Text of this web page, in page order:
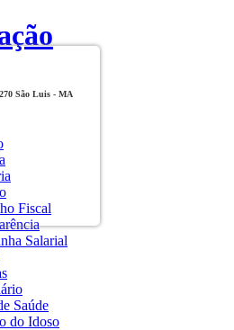
Fiscal
Salarial
Saúde
do Idoso
São Luis - MA